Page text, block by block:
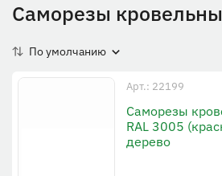
Саморезы
По умолчанию
Арт.: 22199
Саморезы
RAL 3005
дерево